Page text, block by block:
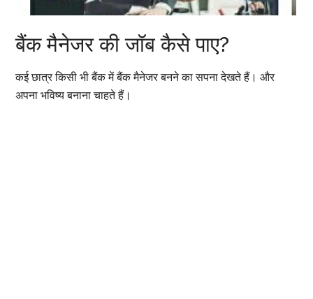
बैंक मैनेजर की जॉब कैसे पाए?
कई छात्र किसी भी बैंक में बैंक मैनेजर बनने का सपना देखते हैं। और
अपना भविष्य बनाना चाहते हैं।